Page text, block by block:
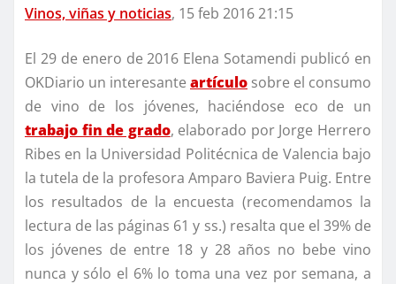
Vinos, viñas y noticias, 15 feb 2016 21:15
El 29 de enero de 2016 Elena Sotamendi publicó en
OKDiario un interesante artículo sobre el consumo
de vino de los jóvenes, haciéndose eco de un
trabajo fin de grado, elaborado por Jorge Herrero
Ribes en la Universidad Politécnica de Valencia bajo
la tutela de la profesora Amparo Baviera Puig. Entre
los resultados de la encuesta (recomendamos la
lectura de las páginas 61 y ss.) resalta que el 39% de
los jóvenes de entre 18 y 28 años no bebe vino
nunca y sólo el 6% lo toma una vez por semana, a